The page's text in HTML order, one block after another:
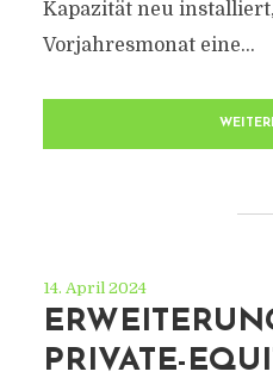
Kapazität neu
Vorjahresmonat eine...
14. April 2024
PRIVATE-